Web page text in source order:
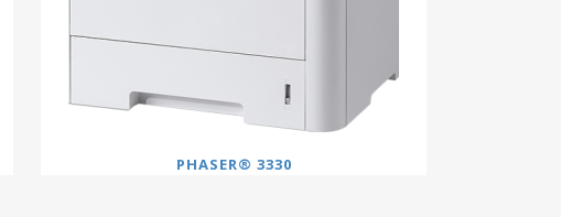
PHASER® 3330